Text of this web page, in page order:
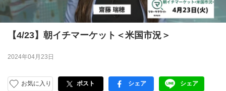
【4/23】朝イチマーケット＜米国市況＞
2024年04月23日
お気に入り ポスト facebook
シェア LINE
シェア